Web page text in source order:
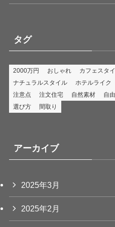
タグ
2000万円 おしゃれ カフェスタ
ナチュラルスタイル
ホテルライク
注意点
注文住宅 自然素材 自
選び方
間取り
アーカイブ
2025年3月
2025年2月